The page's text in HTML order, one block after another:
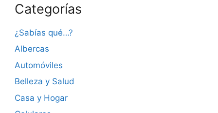
Categorías
¿Sabías qué…?
Albercas
Automóviles
Belleza y Salud
Casa y Hogar